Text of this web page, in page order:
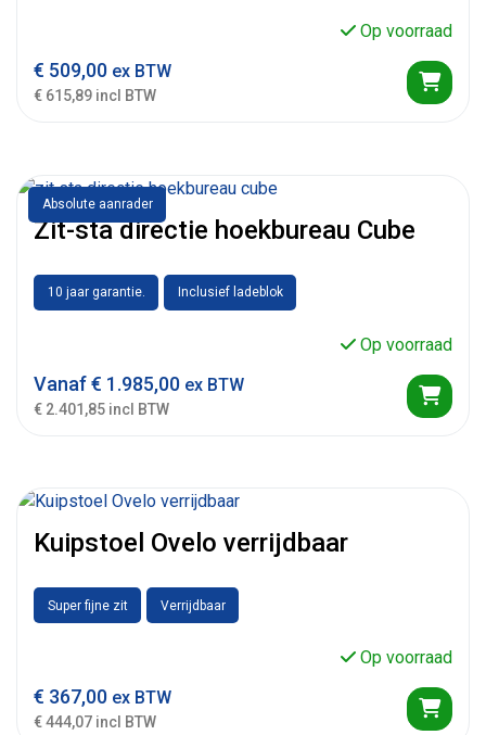
Op voorraad
€ 509,00 ex BTW
€ 615,89 incl BTW
Absolute aanrader
Zit-sta directie hoekbureau Cube
10 jaar garantie. Inclusief ladeblok
Op voorraad
Vanaf€ 1.985,00 ex BTW
€ 2.401,85 incl BTW
Kuipstoel Ovelo verrijdbaar
Super fijne zit Verrijdbaar
Op voorraad
€ 367,00 ex BTW
€ 444,07 incl BTW